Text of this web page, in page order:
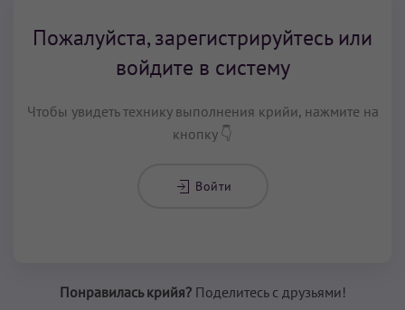
Пожалуйста, зарегистрируйтесь или
войдите в систему
Чтобы увидеть технику выполнения крийи, нажмите на
кнопку 👇
Войти
Понравилась крийя?Поделитесь с друзьями!